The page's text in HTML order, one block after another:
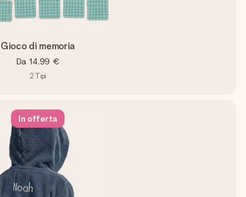
Gioco di memoria
Da 14,99 €
2 Tipi
In offerta